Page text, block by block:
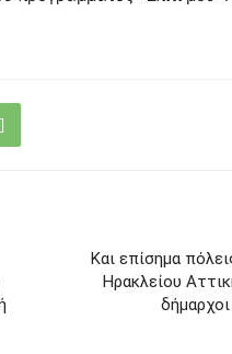
Και επίσημα
Ηρακλείου